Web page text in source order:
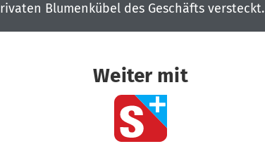
Blumenkübel des Geschäfts versteckt.